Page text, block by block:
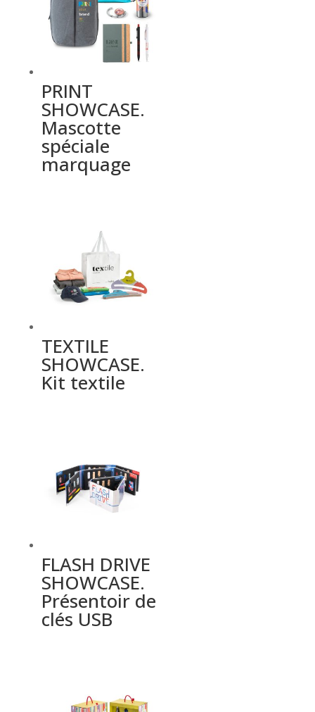
PRINT
SHOWCASE.
Mascotte
spéciale
marquage
TEXTILE
SHOWCASE.
Kit textile
FLASH DRIVE
SHOWCASE.
Présentoir de
clés USB